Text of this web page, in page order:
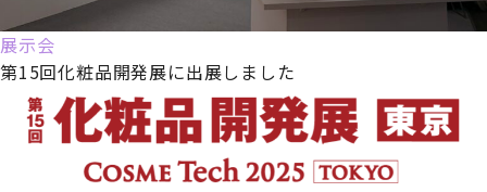
展示会
第15回化粧品開発展に出展しました